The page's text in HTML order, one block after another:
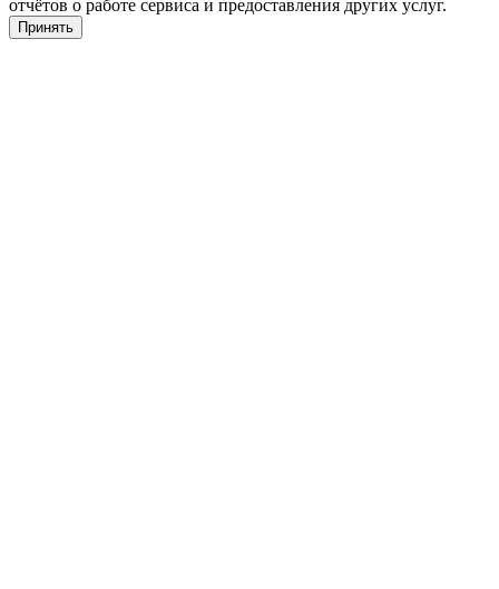
отчётов о работе сервиса и предоставления других услуг.
Принять